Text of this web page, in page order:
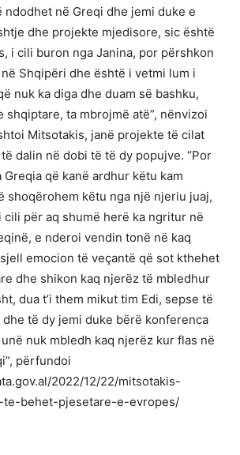
ndodhet në Greqi dhe jemi duke e
dhe projekte mjedisore, sic është
i cili buron nga Janina, por përshkon
Shqipëri dhe është i vetmi lum i
nuk ka diga dhe duam së bashku,
shqiptare, ta mbrojmë atë”, nënvizoi
Mitsotakis, janë projekte të cilat
dalin në dobi të të dy popujve. “Por
që kanë ardhur këtu kam
shoqërohem këtu nga një njeriu juaj,
cili për aq shumë herë ka ngritur në
e nderoi vendin tonë në kaq
emocion të veçantë që sot kthehet
dhe shikon kaq njerëz të mbledhur
dua t’i them mikut tim Edi, sepse të
të dy jemi duke bërë konferenca
nuk mbledh kaq njerëz kur flas në
përfundoi
2022/12/22/mitsotakis-
behet-pjesetare-e-evropes/